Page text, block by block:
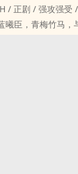
/ 正剧 / 强攻强受
臣，青梅竹马，